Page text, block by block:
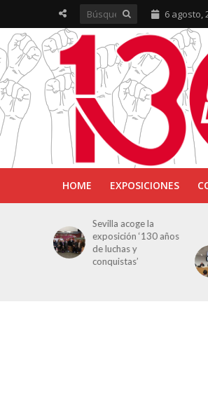
6 agosto,
HOME EXPOSICIONES
Sevilla acoge la
exposición ‘130 años
de luchas y
conquistas’